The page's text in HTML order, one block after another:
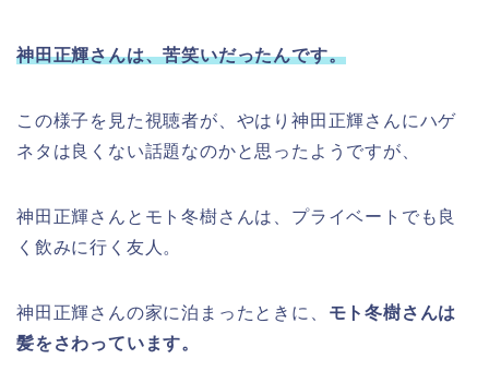
神田正輝さんは、苦笑いだったんです。
この様子を見た視聴者が、やはり神田正輝さんにハゲ
ネタは良くない話題なのかと思ったようですが、
神田正輝さんとモト冬樹さんは、プライベートでも良
く飲みに行く友人。
神田正輝さんの家に泊まったときに、 モト冬樹さんは
髪をさわっています。